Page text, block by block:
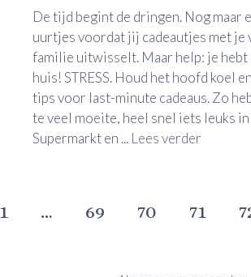
De tijd begint de dringen. Nog maar
uurtjes voordat jij cadeautjes met je
familie uitwisselt. Maar help: je hebt
huis! STRESS. Houd het hoofd koel
tips voor last-minute cadeaus. Zo
te veel moeite, heel snel iets leuks
Supermarkt en ... Lees verder
… 69 70 71